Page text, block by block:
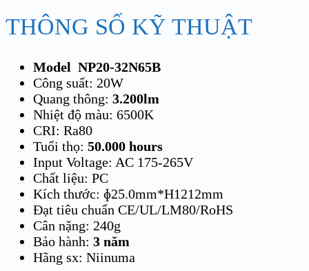
THÔNG SỐ KỸ THUẬT
Model NP20-32N65B
Công suất: 20W
Quang thông: 3.200lm
Nhiệt độ màu: 6500K
CRI: Ra80
Tuổi thọ: 50.000 hours
Input Voltage: AC 175-265V
Chất liệu: PC
Kích thước: ɸ25.0mm*H1212mm
Đạt tiêu chuẩn CE/UL/LM80/RoHS
Cân nặng: 240g
Bảo hành: 3 năm
Hãng sx: Niinuma